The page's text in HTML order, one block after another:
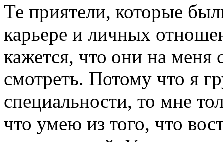
Те приятели, которые
карьере и личных
кажется, что они на меня
смотреть. Потому что я
специальности, то мне
что умею из того, что